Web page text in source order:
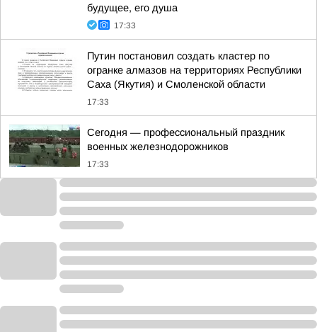
будущее, его душа
17:33
Путин постановил создать кластер по
огранке алмазов на территориях Республики
Саха (Якутия) и Смоленской области
17:33
Сегодня — профессиональный праздник
военных железнодорожников
17:33